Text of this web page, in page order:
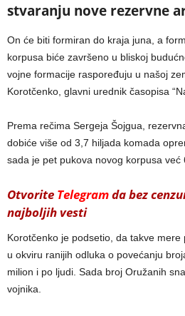
stvaranju nove rezervne
On će biti formiran do kraja juna, a
korpusa biće završeno u bliskoj
vojne formacije raspoređuju u našoj
Korotčenko, glavni urednik časopisa
Prema rečima Sergeja Šojgua,
dobiće više od 3,7 hiljada komada
sada je pet pukova novog korpusa već
Otvorite Telegramda bez
najboljih vesti
Korotčenko je podsetio, da takve
u okviru ranijih odluka o povećanju
milion i po ljudi. Sada broj Oružanih
vojnika.